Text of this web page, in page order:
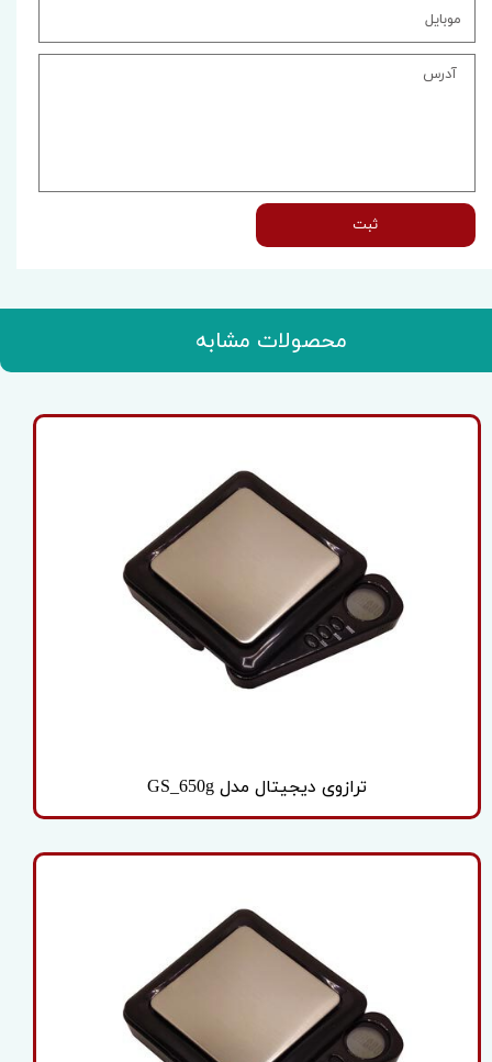
ثبت
محصولات مشابه
ترازوی دیجیتال مدل GS_650g